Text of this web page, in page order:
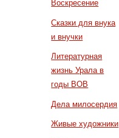
Воскресение
Сказки для внука
и внучки
Литературная
жизнь Урала в
годы ВОВ
Дела милосердия
Живые художники